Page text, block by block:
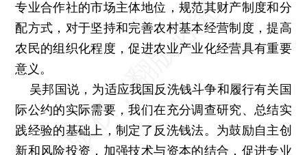
专业合作社的市场主体地位，规范其财产制度和分
配方式，对于坚持和完善农村基本经营制度，提高
农民的组织化程度，促进农业产业化经营具有重要
意义。
吴邦国说，为适应我国反洗钱斗争和履行有关国
际公约的实际需要，我们在充分调查研究、总结实
践经验的基础上，制定了反洗钱法。为鼓励自主创
新和风险投资，加强技术与资本的结合，促进专业